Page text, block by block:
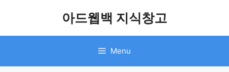
아드웹백 지식창고
Menu